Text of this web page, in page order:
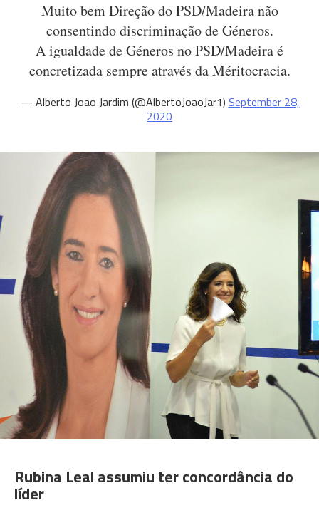
Muito bem Direção do PSD/Madeira não
consentindo discriminação de Géneros.
A igualdade de Géneros no PSD/Madeira é
concretizada sempre através da Méritocracia.
— Alberto Joao Jardim (@AlbertoJoaoJar1) September 28,
2020
Rubina Leal assumiu ter concordância do
líder